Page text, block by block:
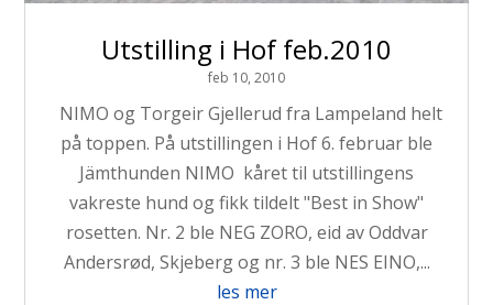
Utstilling i Hof feb.2010
feb 10, 2010
NIMO og Torgeir Gjellerud fra Lampeland helt
på toppen. På utstillingen i Hof 6. februar ble
Jämthunden NIMO kåret til utstillingens
vakreste hund og fikk tildelt "Best in Show"
rosetten. Nr. 2 ble NEG ZORO, eid av Oddvar
Andersrød, Skjeberg og nr. 3 ble NES EINO,...
les mer